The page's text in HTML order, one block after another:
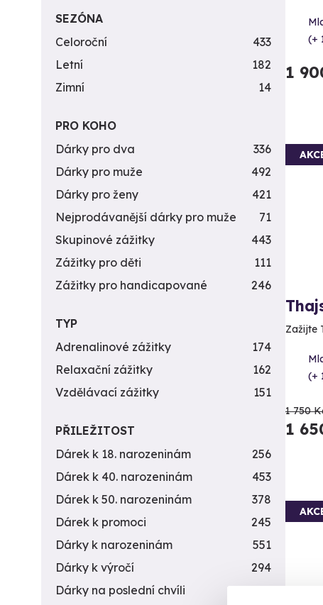
(+
1
Zažijte
(+
1 750
1
SEZÓNA
Celoroční
433
Letní
182
Zimní
14
PRO KOHO
Dárky pro dva
336
Dárky pro muže
492
Dárky pro ženy
421
Nejprodávanější dárky pro muže
71
Skupinové zážitky
443
Zážitky pro děti
111
Zážitky pro handicapované
246
TYP
Adrenalinové zážitky
174
Relaxační zážitky
162
Vzdělávací zážitky
151
PŘILEŽITOST
Dárek k 18. narozeninám
256
Dárek k 40. narozeninám
453
Dárek k 50. narozeninám
378
Dárek k promoci
245
Dárky k narozeninám
551
Dárky k výročí
294
Dárky na poslední chvíli
450